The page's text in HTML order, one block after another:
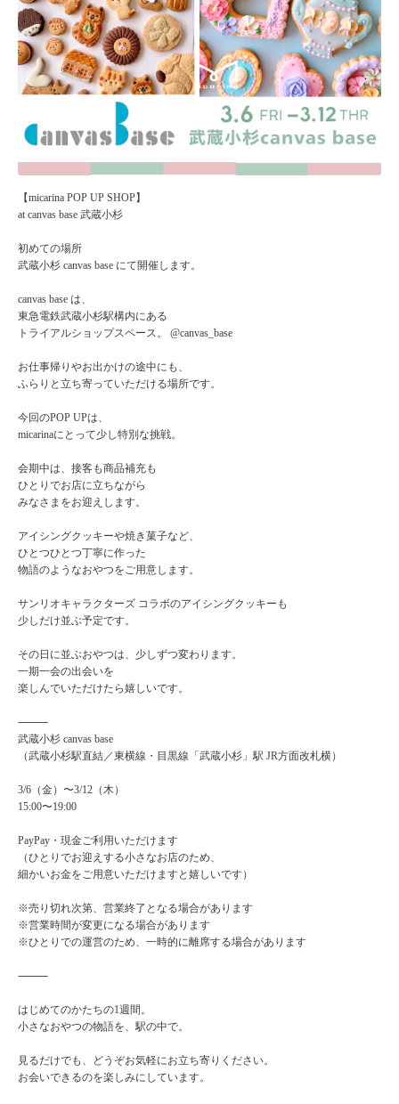
【micarina POP UP SHOP】
at canvas base 武蔵小杉
初めての場所
武蔵小杉 canvas base にて開催します。
canvas base は、
東急電鉄武蔵小杉駅構内にある
トライアルショップスペース。 @canvas_base
お仕事帰りやお出かけの途中にも、
ふらりと立ち寄っていただける場所です。
今回のPOP UPは、
micarinaにとって少し特別な挑戦。
会期中は、接客も商品補充も
ひとりでお店に立ちながら
みなさまをお迎えします。
アイシングクッキーや焼き菓子など、
ひとつひとつ丁寧に作った
物語のようなおやつをご用意します。
サンリオキャラクターズ コラボのアイシングクッキーも
少しだけ並ぶ予定です。
その日に並ぶおやつは、少しずつ変わります。
一期一会の出会いを
楽しんでいただけたら嬉しいです。
⸻
武蔵小杉 canvas base
（武蔵小杉駅直結／東横線・目黒線「武蔵小杉」駅 JR方面改札横）
3/6（金）〜3/12（木）
15:00〜19:00
PayPay・現金ご利用いただけます
（ひとりでお迎えする小さなお店のため、
細かいお金をご用意いただけますと嬉しいです）
※売り切れ次第、営業終了となる場合があります
※営業時間が変更になる場合があります
※ひとりでの運営のため、一時的に離席する場合があります
⸻
はじめてのかたちの1週間。
小さなおやつの物語を、駅の中で。
見るだけでも、どうぞお気軽にお立ち寄りください。
お会いできるのを楽しみにしています。